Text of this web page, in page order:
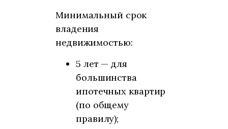
Минимальный срок
владения
недвижимостью:
5 лет — для
большинства
ипотечных квартир
(по общему
правилу);